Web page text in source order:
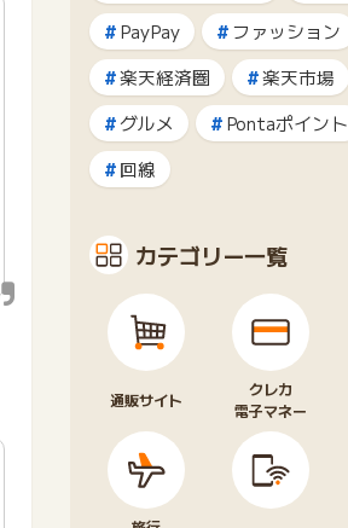
PayPay
ファッション
楽天経済圏
楽天市場
グルメ
Pontaポイント
回線
カテゴリー一覧
通販サイト
クレカ
電子マネー